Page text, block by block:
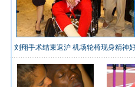
刘翔手术结束返沪 机场轮椅现身精神